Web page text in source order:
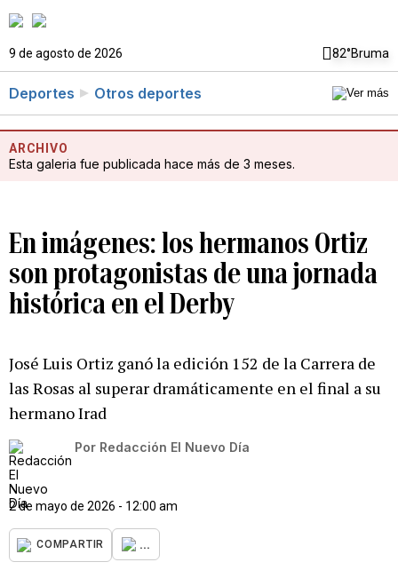
9 de agosto de 2026 82°Bruma
Deportes Otros deportes
ARCHIVO
Esta galeria fue publicada hace más de 3 meses.
En imágenes: los hermanos Ortiz
son protagonistas de una jornada
histórica en el Derby
José Luis Ortiz ganó la edición 152 de la Carrera de
las Rosas al superar dramáticamente en el final a su
hermano Irad
Por Redacción El Nuevo Día
2 de mayo de 2026 - 12:00 am
COMPARTIR ...